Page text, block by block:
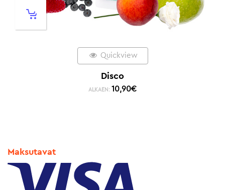
Quickview
Disco
ALKAEN: 10,90€
Maksutavat